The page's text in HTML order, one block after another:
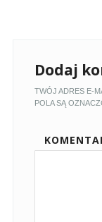
Dodaj
TWÓJ ADRES E-
POLA SĄ